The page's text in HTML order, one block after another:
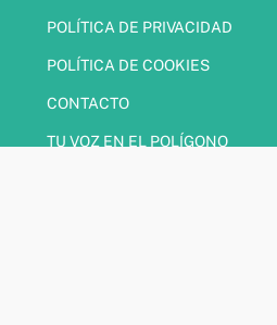
POLÍTICA DE PRIVACIDAD
POLÍTICA DE COOKIES
CONTACTO
TU VOZ EN EL POLÍGONO